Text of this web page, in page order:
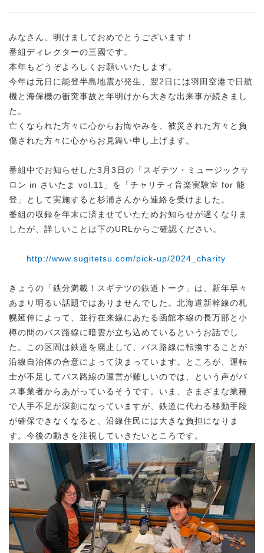
みなさん、明けましておめでとうございます！
番組ディレクターの三國です。
本年もどうぞよろしくお願いいたします。
今年は元日に能登半島地震が発生、翌2日には羽田空港で日航
機と海保機の衝突事故と年明けから大きな出来事が続きまし
た。
亡くなられた方々に心からお悔やみを、被災された方々と負
傷された方々に心からお見舞い申し上げます。
番組中でお知らせした3月3日の「スギテツ・ミュージックサ
ロン in さいたま vol.11」を「チャリティ音楽実験室 for 能
登」として実施すると杉浦さんから連絡を受けました。
番組の収録を年末に済ませていたためお知らせが遅くなりま
したが、詳しいことは下のURLからご確認ください。
http://www.sugitetsu.com/pick-up/2024_charity
きょうの「鉄分満載！スギテツの鉄道トーク」は、新年早々
あまり明るい話題ではありませんでした。北海道新幹線の札
幌延伸によって、並行在来線にあたる函館本線の長万部と小
樽の間のバス路線に暗雲が立ち込めているというお話でし
た。この区間は鉄道を廃止して、バス路線に転換することが
沿線自治体の合意によって決まっています。ところが、運転
士が不足してバス路線の運営が難しいのでは、という声がバ
ス事業者からあがっているそうです。いま、さまざまな業種
で人手不足が深刻になっていますが、鉄道に代わる移動手段
が確保できなくなると、沿線住民には大きな負担になりま
す。今後の動きを注視していきたいところです。